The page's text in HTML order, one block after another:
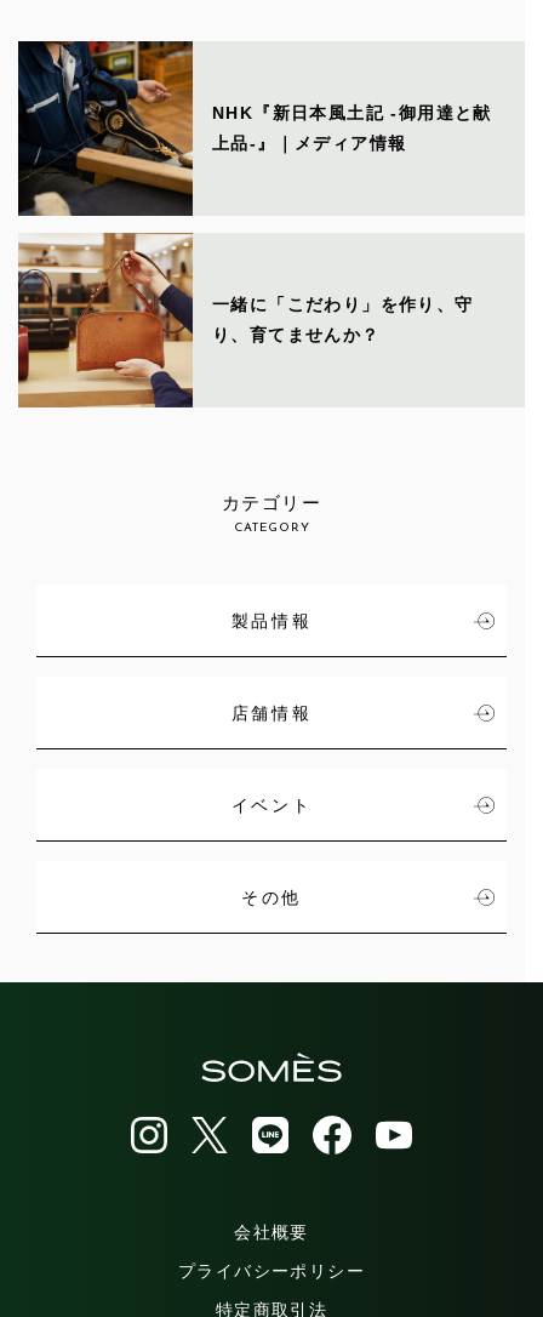
NHK『新日本風土記 -御用達と献
上品-』｜メディア情報
一緒に「こだわり」を作り、守
り、育てませんか？
カテゴリー
CATEGORY
製品情報
店舗情報
イベント
その他
会社概要
プライバシーポリシー
特定商取引法